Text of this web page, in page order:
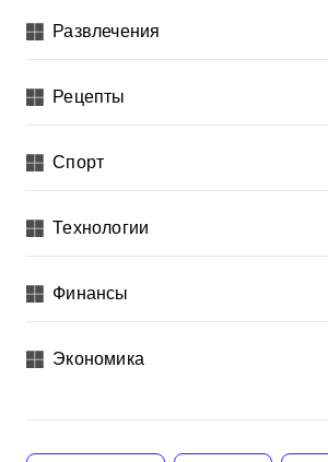
Развлечения
Рецепты
Спорт
Технологии
Финансы
Экономика